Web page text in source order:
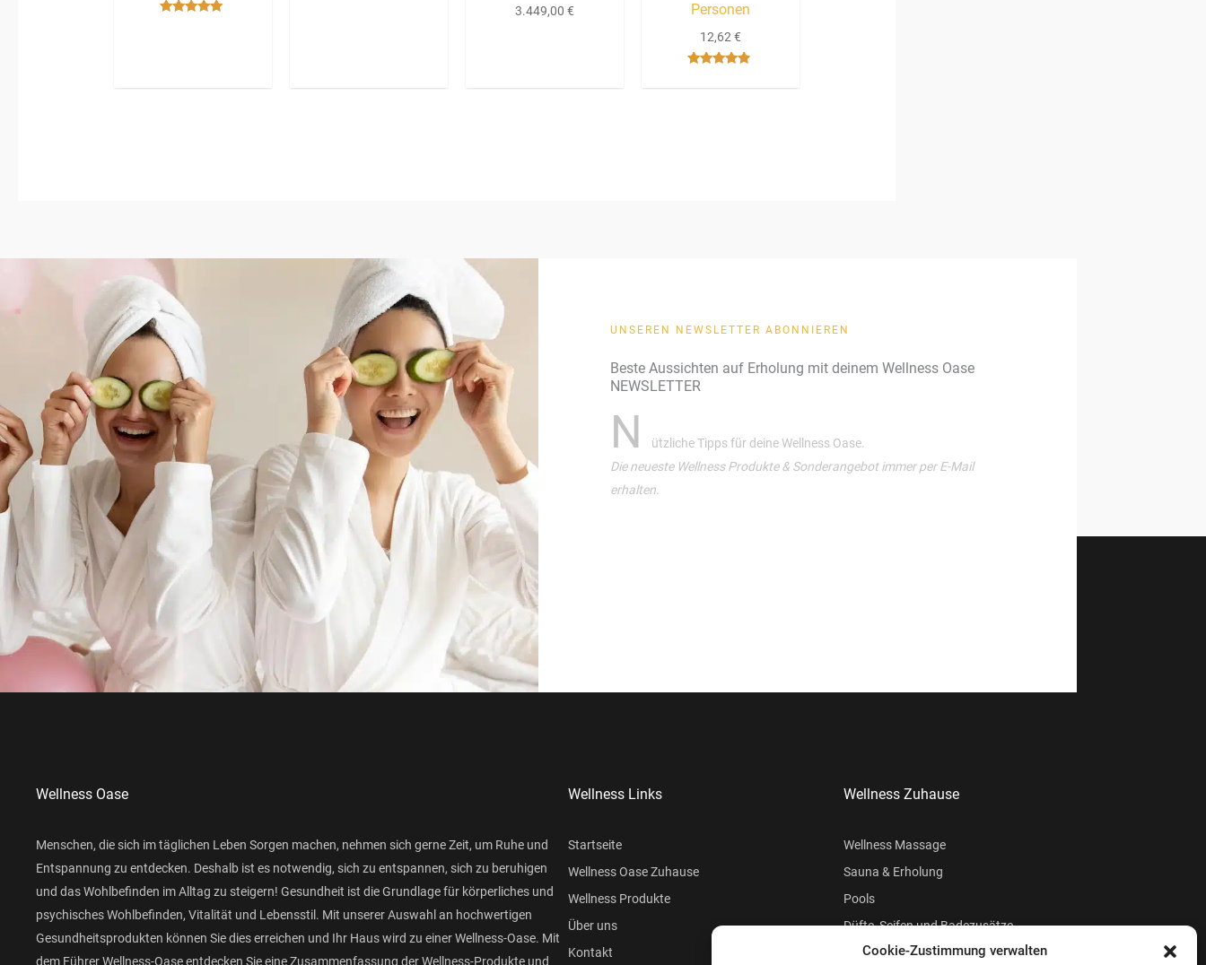
Cookie-Zustimmung verwalten
3.449,00€
Personen
12,62€
UNSEREN NEWSLETTER ABONNIEREN
Beste Aussichten auf Erholung mit deinem Wellness Oase
NEWSLETTER
N
ützliche Tipps für deine Wellness Oase.
Die neueste Wellness Produkte & Sonderangebot immer per E-Mail
erhalten.
Wellness Oase
Menschen, die sich im täglichen Leben Sorgen machen, nehmen sich gerne Zeit, um Ruhe und
Entspannung zu entdecken. Deshalb ist es notwendig, sich zu entspannen, sich zu beruhigen
und das Wohlbefinden im Alltag zu steigern! Gesundheit ist die Grundlage für körperliches und
psychisches Wohlbefinden, Vitalität und Lebensstil. Mit unserer Auswahl an hochwertigen
Gesundheitsprodukten können Sie dies erreichen und Ihr Haus wird zu einer Wellness-Oase. Mit
dem Führer Wellness-Oase entdecken Sie eine Zusammenfassung der Wellness-Produkte und
Wellness Links
Startseite
Wellness Oase Zuhause
Wellness Produkte
Über uns
Kontakt
Wellness Zuhause
Wellness Massage
Sauna & Erholung
Pools
Düfte, Seifen und Badezusätze
Beauty